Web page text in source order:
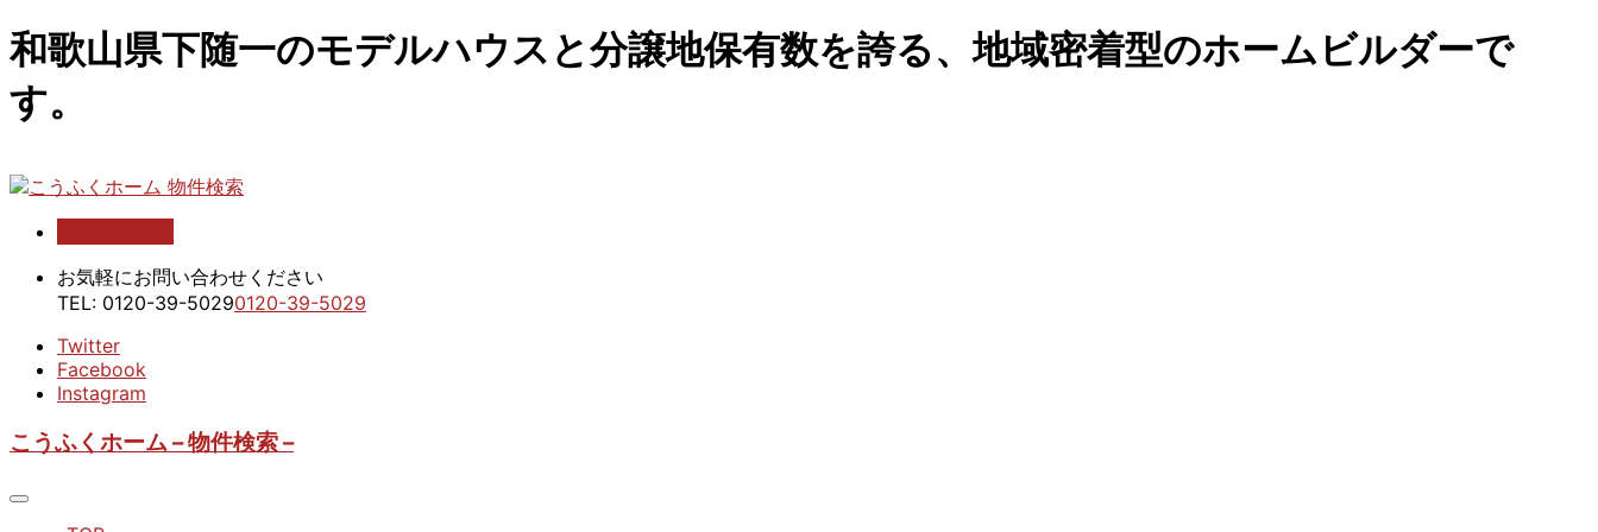
和歌山県下随一のモデルハウスと分譲地保有数を誇る、地域密着型のホームビルダーで
す。
こうふくホーム 物件検索
お気軽にお問い合わせください
TEL: 0120-39-50290120-39-5029
Twitter
Facebook
Instagram
こうふくホーム – 物件検索 –